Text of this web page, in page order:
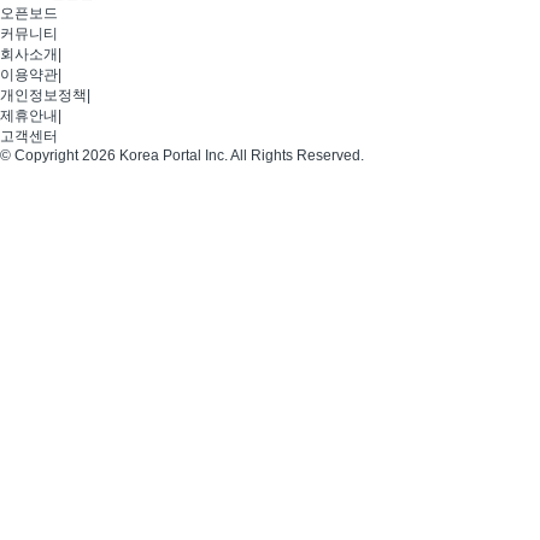
오픈보드
커뮤니티
회사소개
이용약관
개인정보정책
제휴안내
고객센터
© Copyright 2026 Korea Portal Inc. All Rights Reserved.